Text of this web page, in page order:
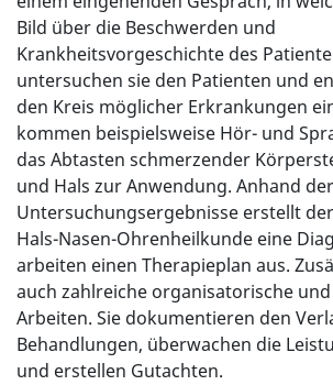
Bild über die Beschwerden und
Krankheitsvorgeschichte des
untersuchen sie den Patienten und
den Kreis möglicher Erkrankungen
kommen beispielsweise Hör- und
das Abtasten schmerzender
und Hals zur Anwendung. Anhand der
Untersuchungsergebnisse erstellt
Hals-Nasen-Ohrenheilkunde eine
arbeiten einen Therapieplan aus.
auch zahlreiche organisatorische
Arbeiten. Sie dokumentieren den
Behandlungen, überwachen die
und erstellen Gutachten.